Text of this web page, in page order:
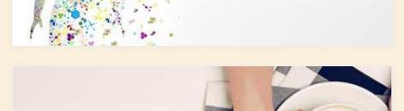
酵させて造られたもの。蒸留酒
は、この発酵された醸造酒をさ
らに蒸留して作られたものでス
免疫力を向上させる亜鉛の吸収
を助けるケルセチン
免疫力を保つことは、コロナウ